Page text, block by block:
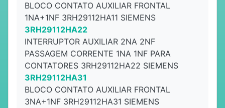
BLOCO CONTATO AUXILIAR FRONTAL
1NA+1NF 3RH29112HA11 SIEMENS
3RH29112HA22
INTERRUPTOR AUXILIAR 2NA 2NF
PASSAGEM CORRENTE 1NA 1NF PARA
CONTATORES 3RH29112HA22 SIEMENS
3RH29112HA31
BLOCO CONTATO AUXILIAR FRONTAL
3NA+1NF 3RH29112HA31 SIEMENS